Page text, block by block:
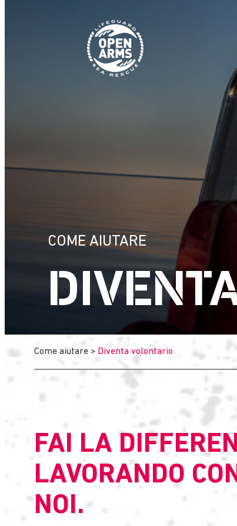
COME AIUTARE
Come aiutare > Diventa volontario
FAI LA
LAVORANDO
NOI.